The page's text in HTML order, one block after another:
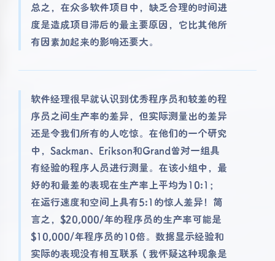
总之，在众多软件项目中，缺乏合理的时间进
度是造成项目滞后的最主要原因，它比其他所
有因素加起来的影响还要大。
软件经理很早就认识到优秀程序员和较差的程
序员之间生产率的差异，但实际测量出的差异
还是令我们所有的人吃惊。在他们的一个研究
中，Sackman、Erikson和Grand曾对一组具
有经验的程序人员进行测量。在该小组中，最
好的和最差的表现在生产率上平均为10:1；
在运行速度和空间上具有5:1的惊人差异！简
言之，$20,000/年的程序员的生产率可能是
$10,000/年程序员的10倍。数据显示经验和
实际的表现没有相互联系（我怀疑这种现象是